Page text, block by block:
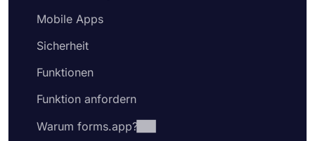
Mobile Apps
Sicherheit
Funktionen
Funktion anfordern
Warum forms.app?